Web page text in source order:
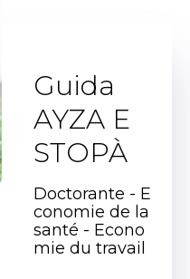
Guida
AYZA E
STOPÀ
Doctorante - E
conomie de la
santé - Econo
mie du travail